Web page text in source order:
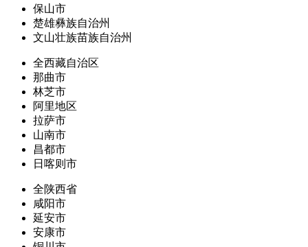
保山市
楚雄彝族自治州
文山壮族苗族自治州
全西藏自治区
那曲市
林芝市
阿里地区
拉萨市
山南市
昌都市
日喀则市
全陕西省
咸阳市
延安市
安康市